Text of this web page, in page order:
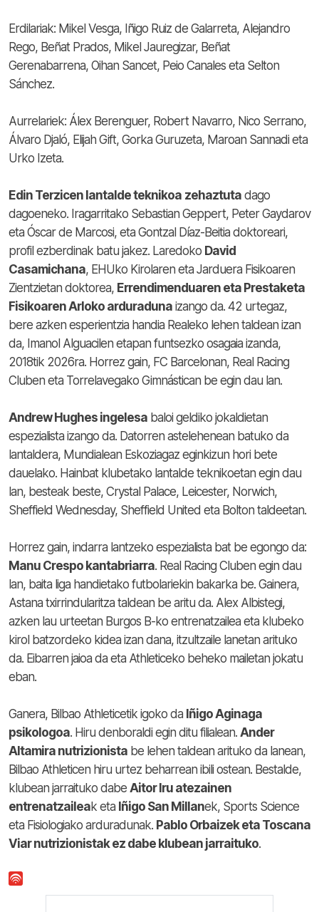
Erdilariak: Mikel Vesga, Iñigo Ruiz de Galarreta, Alejandro
Rego, Beñat Prados, Mikel Jauregizar, Beñat
Gerenabarrena, Oihan Sancet, Peio Canales eta Selton
Sánchez.
Aurrelariek: Álex Berenguer, Robert Navarro, Nico Serrano,
Álvaro Djaló, Elijah Gift, Gorka Guruzeta, Maroan Sannadi eta
Urko Izeta.
Edin Terzicen lantalde teknikoa zehaztuta dago
dagoeneko. Iragarritako Sebastian Geppert, Peter Gaydarov
eta Óscar de Marcosi, eta Gontzal Díaz-Beitia doktoreari,
profil ezberdinak batu jakez. Laredoko David
Casamichana, EHUko Kirolaren eta Jarduera Fisikoaren
Zientzietan doktorea, Errendimenduaren eta Prestaketa
Fisikoaren Arloko arduraduna izango da. 42 urtegaz,
bere azken esperientzia handia Realeko lehen taldean izan
da, Imanol Alguacilen etapan funtsezko osagaia izanda,
2018tik 2026ra. Horrez gain, FC Barcelonan, Real Racing
Cluben eta Torrelavegako Gimnástican be egin dau lan.
Andrew Hughes ingelesa baloi geldiko jokaldietan
espezialista izango da. Datorren astelehenean batuko da
lantaldera, Mundialean Eskoziagaz eginkizun hori bete
dauelako. Hainbat klubetako lantalde teknikoetan egin dau
lan, besteak beste, Crystal Palace, Leicester, Norwich,
Sheffield Wednesday, Sheffield United eta Bolton taldeetan.
Horrez gain, indarra lantzeko espezialista bat be egongo da:
Manu Crespo kantabriarra. Real Racing Cluben egin dau
lan, baita liga handietako futbolariekin bakarka be. Gainera,
Astana txirrindularitza taldean be aritu da. Alex Albistegi,
azken lau urteetan Burgos B-ko entrenatzailea eta klubeko
kirol batzordeko kidea izan dana, itzultzaile lanetan arituko
da. Eibarren jaioa da eta Athleticeko beheko mailetan jokatu
eban.
Ganera, Bilbao Athleticetik igoko da Iñigo Aginaga
psikologoa. Hiru denboraldi egin ditu filialean. Ander
Altamira nutrizionista be lehen taldean arituko da lanean,
Bilbao Athleticen hiru urtez beharrean ibili ostean. Bestalde,
klubean jarraituko dabe Aitor Iru atezainen
entrenatzaileak eta Iñigo San Millanek, Sports Science
eta Fisiologiako arduradunak. Pablo Orbaizek eta Toscana
Viar nutrizionistak ez dabe klubean jarraituko.